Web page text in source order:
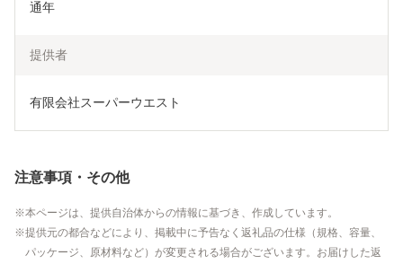
通年
提供者
有限会社スーパーウエスト
注意事項・その他
本ページは、提供自治体からの情報に基づき、作成しています。
提供元の都合などにより、掲載中に予告なく返礼品の仕様（規格、容量、
パッケージ、原材料など）が変更される場合がございます。お届けした返